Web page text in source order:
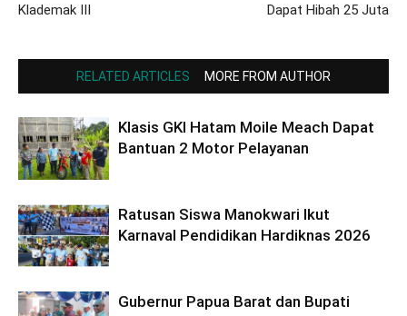
Klademak III
Dapat Hibah 25 Juta
RELATED ARTICLES MORE FROM AUTHOR
Klasis GKI Hatam Moile Meach Dapat
Bantuan 2 Motor Pelayanan
Ratusan Siswa Manokwari Ikut
Karnaval Pendidikan Hardiknas 2026
Gubernur Papua Barat dan Bupati